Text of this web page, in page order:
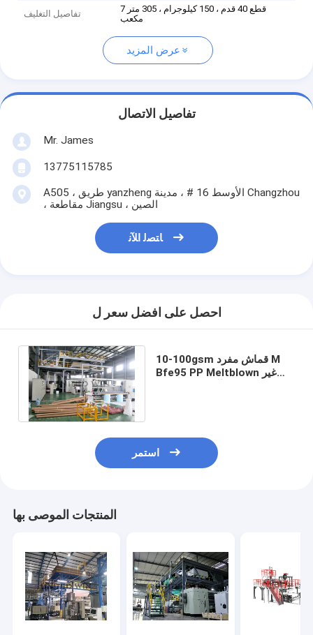
تفاصيل التغليف
7 قطع 40 قدم ، 150 كيلوجرام ، 305 متر
مكعب
عرض المزيد
تفاصيل الاتصال
Mr. James
13775115785
A505 ، طريق yanzheng الأوسط 16 # ، مدينة Changzhou
، مقاطعة Jiangsu ، الصين
ﺎﺘﺼﻟ ﺍﻶﻧ
احصل على افضل سعر ل
10-100gsm قماش مفرد M
Bfe95 PP Meltblown غير
استمر
المنتجات الموصى بها